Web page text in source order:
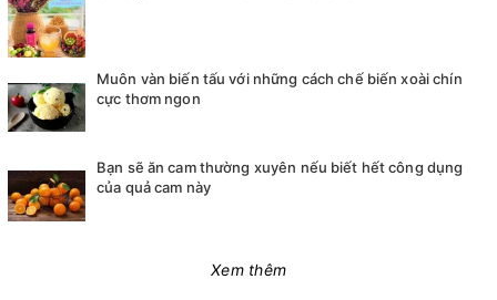
Muôn vàn biến tấu với những cách chế biến xoài chín
cực thơm ngon
Bạn sẽ ăn cam thường xuyên nếu biết hết công dụng
của quả cam này
Xem thêm